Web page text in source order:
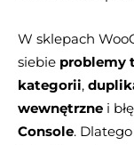
W sklepach
siebie problemy
kategorii,
wewnętrzne i
Console.